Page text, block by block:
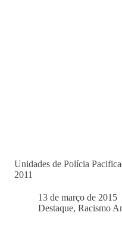
Unidades de Polícia
2011
13 de março de 2015
Destaque, Racismo